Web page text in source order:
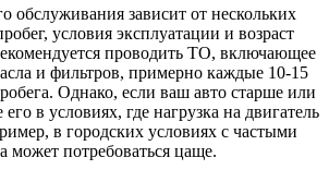
обслуживания зависит от нескольких
условия эксплуатации и возраст
проводить ТО, включающее
и фильтров, примерно каждые 10-15
Однако, если ваш авто старше или
в условиях, где нагрузка на двигатель
в городских условиях с частыми
может потребоваться цаще.